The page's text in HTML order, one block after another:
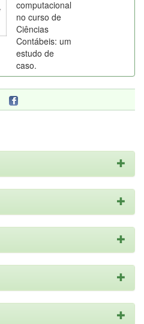
computacional
no curso de
Ciências
Contábeis: um
estudo de
caso.